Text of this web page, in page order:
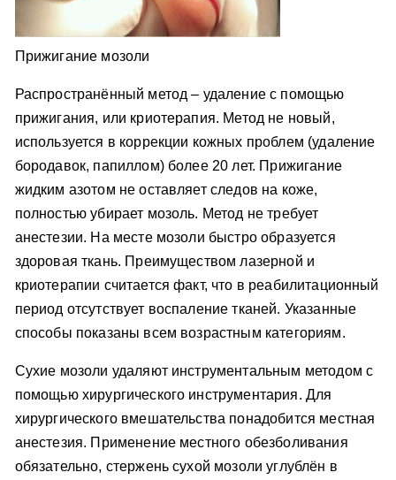
Прижигание мозоли
Распространённый метод – удаление с помощью
прижигания, или криотерапия. Метод не новый,
используется в коррекции кожных проблем (удаление
бородавок, папиллом) более 20 лет. Прижигание
жидким азотом не оставляет следов на коже,
полностью убирает мозоль. Метод не требует
анестезии. На месте мозоли быстро образуется
здоровая ткань. Преимуществом лазерной и
криотерапии считается факт, что в реабилитационный
период отсутствует воспаление тканей. Указанные
способы показаны всем возрастным категориям.
Сухие мозоли удаляют инструментальным методом с
помощью хирургического инструментария. Для
хирургического вмешательства понадобится местная
анестезия. Применение местного обезболивания
обязательно, стержень сухой мозоли углублён в